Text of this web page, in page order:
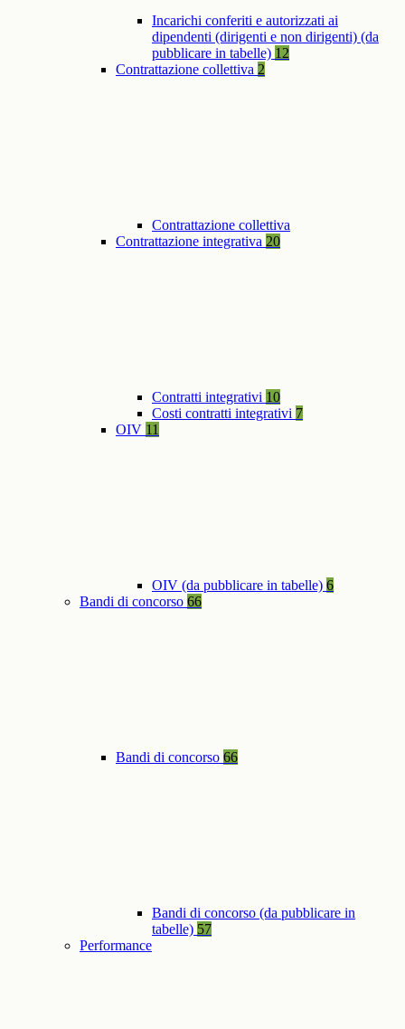
Incarichi conferiti e autorizzati ai
dipendenti (dirigenti e non dirigenti) (da
pubblicare in tabelle) 12
Contrattazione collettiva 2
Contrattazione collettiva
Contrattazione integrativa 20
Contratti integrativi 10
Costi contratti integrativi 7
OIV 11
OIV (da pubblicare in tabelle) 6
Bandi di concorso 66
Bandi di concorso 66
Bandi di concorso (da pubblicare in
tabelle) 57
Performance